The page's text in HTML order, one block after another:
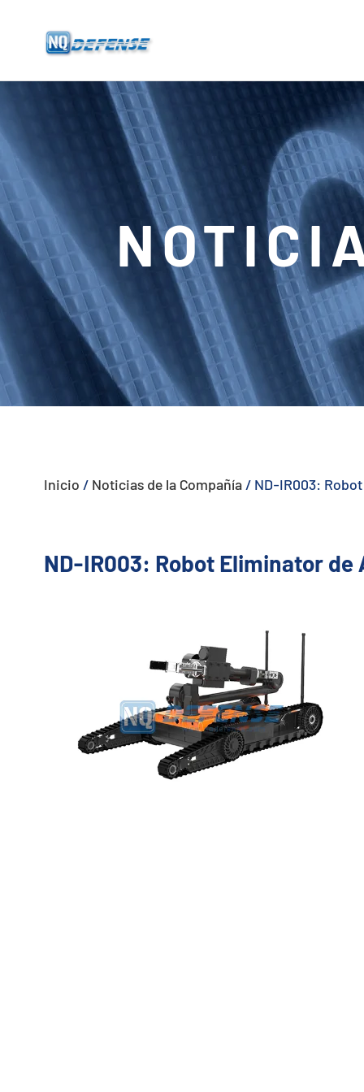
- - Sistema Anti-Dron Estacionario
- - - ND-BU001 Sistema Estándar Anti-Dron
- - - ND-BU002 Sistema Anti-Dron de Gama Alta
- - - ND-BU003 Pasivo Sistema Anti-Dron
- - - ND-BU004 Sistema Anti-Dron de Seguridad de Base
- - - ND-BU005 Sistema Anti-Dron Pasivo Avanzado
- - - ND-BD006 Sistema Anti-Dron de Mochila de Alta Gama
- - Radar Anti-Dron
- - - ND-BR001 Radar de Detección de Drones
- - - ND-BR014 Radar de Detección de Drones
Inicio / Noticias de la Compañía / ND-IR003:
ND-IR003: Robot Eliminator